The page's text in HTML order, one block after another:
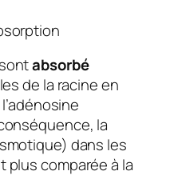
absorbé
de la racine en
la
dans les
plus comparée à la